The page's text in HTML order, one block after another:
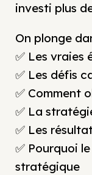
investi plus
On plonge
✅ Les vraies
✅ Les défis
✅ Comment
✅ La
✅ Les
✅ Pourquoi
stratégique